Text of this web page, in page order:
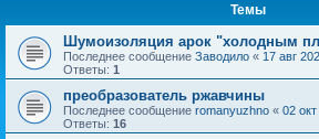
Темы
Шумоизоляция арок "холодным
Последнее сообщение Заводило « 17 авг
Ответы: 1
преобразователь ржавчины
Последнее сообщение romanyuzhno « 02
Ответы: 16